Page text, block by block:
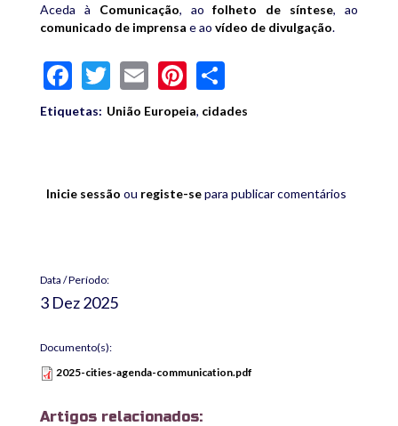
Aceda à Comunicação, aofolheto de síntese, ao
comunicado de imprensa e ao vídeo de divulgação.
Facebook
Twitter
EmailPinterest
Etiquetas: União Europeia, cidades
Inicie sessão ou registe-separa publicar comentários
Data / Período:
3 Dez 2025
Documento(s):
2025-cities-agenda-communication.pdf
Artigos relacionados: